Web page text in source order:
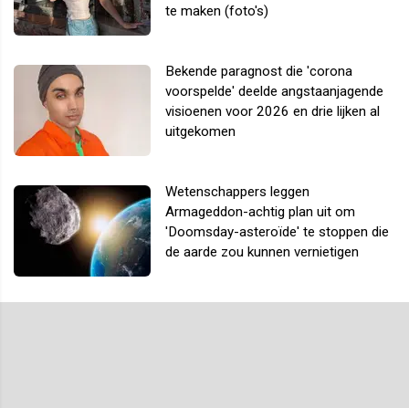
te maken (foto's)
Bekende paragnost die 'corona
voorspelde' deelde angstaanjagende
visioenen voor 2026 en drie lijken al
uitgekomen
Wetenschappers leggen
Armageddon-achtig plan uit om
'Doomsday-asteroïde' te stoppen die
de aarde zou kunnen vernietigen